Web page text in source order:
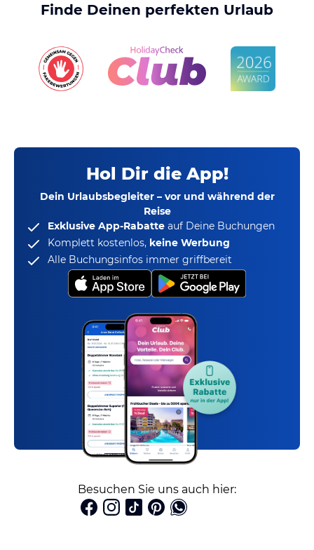
Finde Deinen perfekten Urlaub
Hol Dir die App!
Dein Urlaubsbegleiter – vor und während der
Reise
Exklusive App-Rabatte auf Deine Buchungen
Komplett kostenlos, keine Werbung
Alle Buchungsinfos immer griffbereit
Besuchen Sie uns auch hier: